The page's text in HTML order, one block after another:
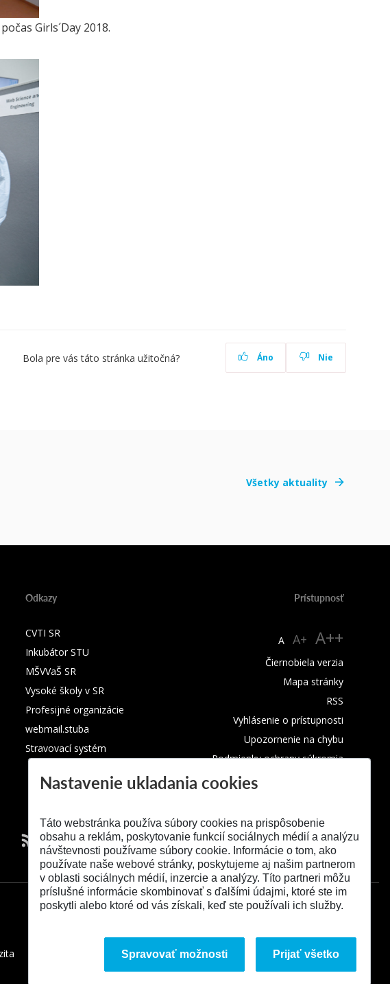
Girls´Day 2018.
Bola pre vás táto stránka užitočná? Áno Nie
Všetky aktuality
Odkazy
CVTI SR
Inkubátor STU
MŠVVaŠ SR
Vysoké školy v SR
Profesijné organizácie
webmail.stuba
Stravovací systém
Prístupnosť
A A+ A++
Čiernobiela verzia
Mapa stránky
RSS
Vyhlásenie o prístupnosti
Upozornenie na chybu
Podmienky ochrany súkromia
Nastavenie ukladania cookies
Táto webstránka používa súbory cookies na prispôsobenie
obsahu a reklám, poskytovanie funkcií sociálnych médií a analýzu
návštevnosti používame súbory cookie. Informácie o tom, ako
používate naše webové stránky, poskytujeme aj našim partnerom
v oblasti sociálnych médií, inzercie a analýzy. Títo partneri môžu
príslušné informácie skombinovať s ďalšími údajmi, ktoré ste im
poskytli alebo ktoré od vás získali, keď ste používali ich služby.
Spravovať možnosti Prijať všetko